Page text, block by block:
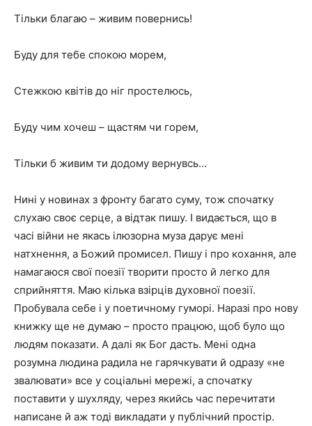
Тільки благаю – живим повернись!
Буду для тебе спокою морем,
Стежкою квітів до ніг простелюсь,
Буду чим хочеш – щастям чи горем,
Тільки б живим ти додому вернувсь…
Нині у новинах з фронту багато суму, тож спочатку
слухаю своє серце, а відтак пишу. І видається, що в
часі війни не якась ілюзорна муза дарує мені
натхнення, а Божий промисел. Пишу і про кохання, але
намагаюся свої поезії творити просто й легко для
сприйняття. Маю кілька взірців духовної поезії.
Пробувала себе і у поетичному гуморі. Наразі про нову
книжку ще не думаю – просто працюю, щоб було що
людям показати. А далі як Бог дасть. Мені одна
розумна людина радила не гарячкувати й одразу «не
звалювати» все у соціальні мережі, а спочатку
поставити у шухляду, через якийсь час перечитати
написане й аж тоді викладати у публічний простір.